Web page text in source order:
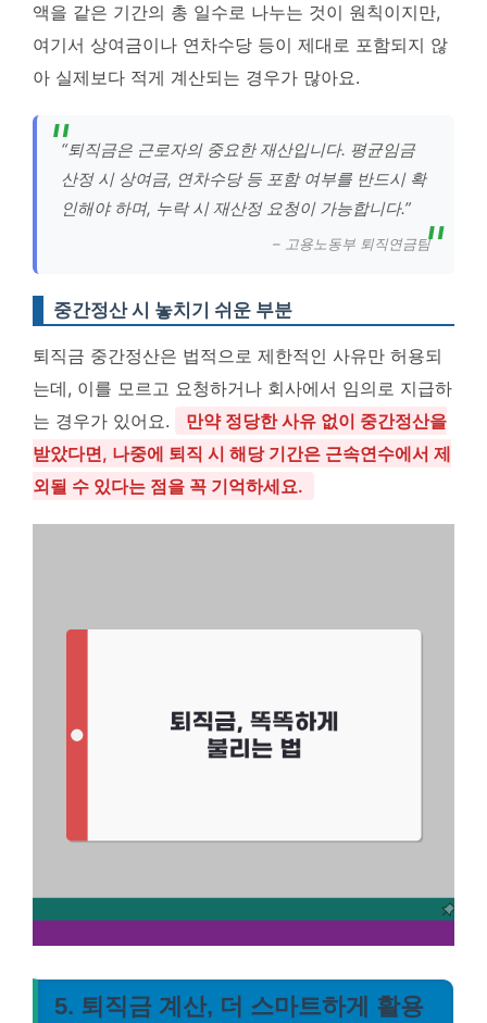
액을 같은 기간의 총 일수로 나누는 것이 원칙이지만,
여기서 상여금이나 연차수당 등이 제대로 포함되지 않
아 실제보다 적게 계산되는 경우가 많아요.
“퇴직금은 근로자의 중요한 재산입니다. 평균임금
산정 시 상여금, 연차수당 등 포함 여부를 반드시 확
인해야 하며, 누락 시 재산정 요청이 가능합니다.”
– 고용노동부 퇴직연금팀
중간정산 시 놓치기 쉬운 부분
퇴직금 중간정산은 법적으로 제한적인 사유만 허용되
는데, 이를 모르고 요청하거나 회사에서 임의로 지급하
는 경우가 있어요.
만약 정당한 사유 없이 중간정산을
받았다면, 나중에 퇴직 시 해당 기간은 근속연수에서 제
외될 수 있다는 점을 꼭 기억하세요.
5. 퇴직금 계산, 더 스마트하게 활용